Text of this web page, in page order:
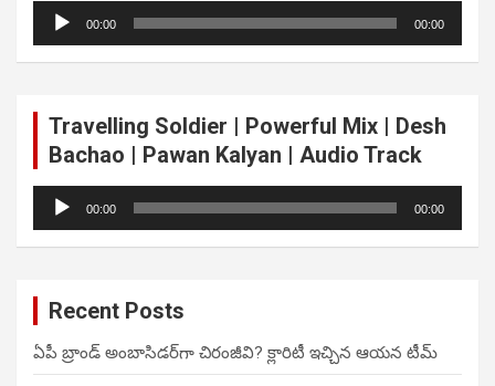
Audio
Player
00:00 00:00
Travelling Soldier | Powerful Mix | Desh
Bachao | Pawan Kalyan | Audio Track
Audio
Player
00:00 00:00
Recent Posts
ఏపీ బ్రాండ్ అంబాసిడర్‌గా చిరంజీవి? క్లారిటీ ఇచ్చిన ఆయన టీమ్